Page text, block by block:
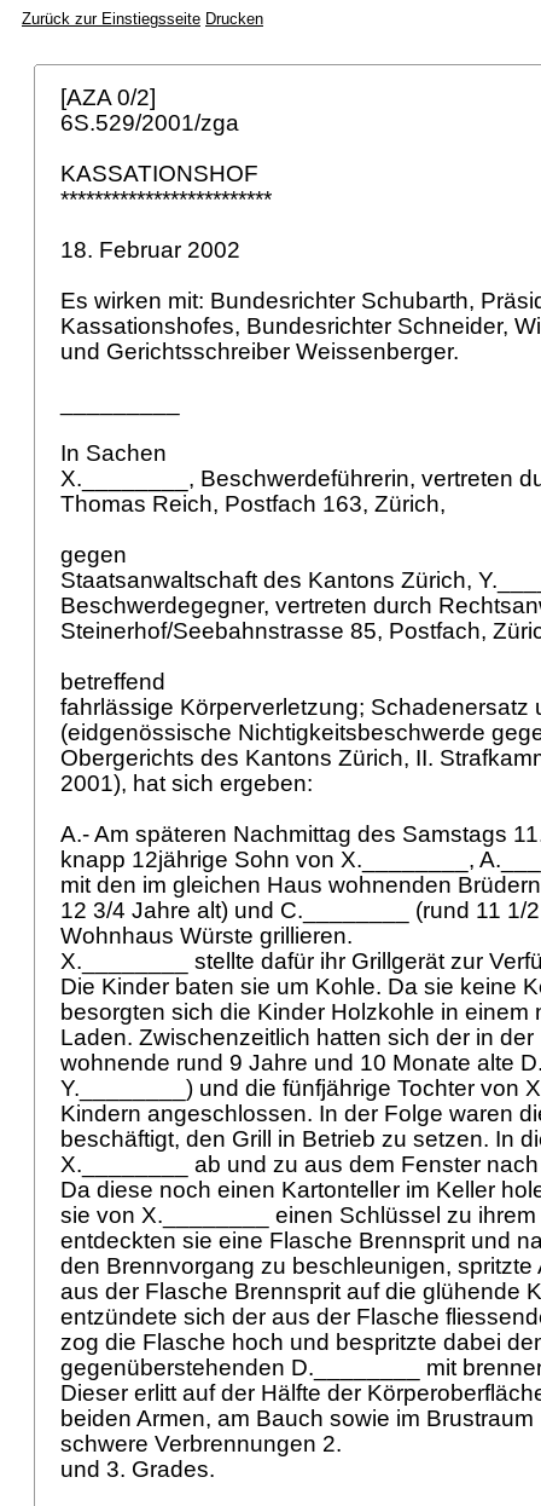
Zurück zur Einstiegsseite Drucken
[AZA 0/2]
6S.529/2001/zga
KASSATIONSHOF
*************************
18. Februar 2002
Es wirken mit: Bundesrichter Schubarth,
Kassationshofes, Bundesrichter Schneider,
und Gerichtsschreiber Weissenberger.
In Sachen
X.________, Beschwerdeführerin, vertreten
Thomas Reich, Postfach 163, Zürich,
gegen
Staatsanwaltschaft des Kantons Zürich,
Beschwerdegegner, vertreten durch
Steinerhof/Seebahnstrasse 85, Postfach,
betreffend
fahrlässige Körperverletzung; Schadenersatz
(eidgenössische Nichtigkeitsbeschwerde
Obergerichts des Kantons Zürich, II.
2001), hat sich ergeben:
A.- Am späteren Nachmittag des Samstags
knapp 12jährige Sohn von X.________,
mit den im gleichen Haus wohnenden
12 3/4 Jahre alt) und C.________ (rund 11 1/
Wohnhaus Würste grillieren.
X.________ stellte dafür ihr Grillgerät zur
Die Kinder baten sie um Kohle. Da sie keine
besorgten sich die Kinder Holzkohle in einem
Laden. Zwischenzeitlich hatten sich der in
wohnende rund 9 Jahre und 10 Monate alte
Y.________) und die fünfjährige Tochter von
Kindern angeschlossen. In der Folge waren
beschäftigt, den Grill in Betrieb zu setzen. In
X.________ ab und zu aus dem Fenster
Da diese noch einen Kartonteller im Keller
sie von X.________ einen Schlüssel zu
entdeckten sie eine Flasche Brennsprit und
den Brennvorgang zu beschleunigen, spritzte
aus der Flasche Brennsprit auf die glühende
entzündete sich der aus der Flasche
zog die Flasche hoch und bespritzte dabei
gegenüberstehenden D.________ mit
Dieser erlitt auf der Hälfte der
beiden Armen, am Bauch sowie im
schwere Verbrennungen 2.
und 3. Grades.